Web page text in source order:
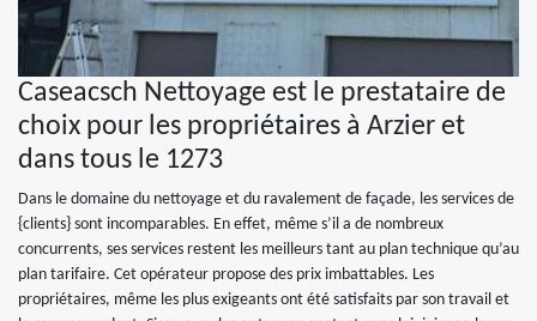
Caseacsch Nettoyage est le prestataire de
choix pour les propriétaires à Arzier et
dans tous le 1273
Dans le domaine du nettoyage et du ravalement de façade, les services de
{clients} sont incomparables. En effet, même s’il a de nombreux
concurrents, ses services restent les meilleurs tant au plan technique qu’au
plan tarifaire. Cet opérateur propose des prix imbattables. Les
propriétaires, même les plus exigeants ont été satisfaits par son travail et